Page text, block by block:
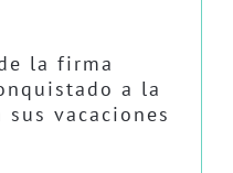
la firma
a la
vacaciones